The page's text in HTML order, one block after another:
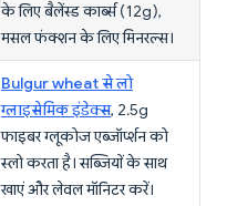
के लिए बैलेंस्ड कार्ब्स (12g),
मसल फंक्शन के लिए मिनरल्स।
Bulgur wheat से लो
ग्लाइसेमिक इंडेक्स, 2.5g
फाइबर ग्लूकोज एब्जॉर्प्शन को
स्लो करता है। सब्जियों के साथ
खाएं और लेवल मॉनिटर करें।